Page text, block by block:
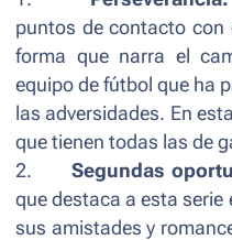
puntos de contacto con
forma que narra el
equipo de fútbol que ha
las adversidades. En
que tienen todas las de
2.
Segundas
que destaca a esta serie
sus amistades y